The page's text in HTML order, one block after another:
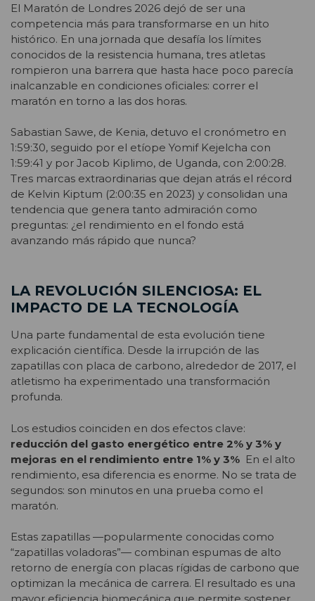
El Maratón de Londres 2026 dejó de ser una
competencia más para transformarse en un hito
histórico. En una jornada que desafía los límites
conocidos de la resistencia humana, tres atletas
rompieron una barrera que hasta hace poco parecía
inalcanzable en condiciones oficiales: correr el
maratón en torno a las dos horas.
Sabastian Sawe, de Kenia, detuvo el cronómetro en
1:59:30, seguido por el etíope Yomif Kejelcha con
1:59:41 y por Jacob Kiplimo, de Uganda, con 2:00:28.
Tres marcas extraordinarias que dejan atrás el récord
de Kelvin Kiptum (2:00:35 en 2023) y consolidan una
tendencia que genera tanto admiración como
preguntas: ¿el rendimiento en el fondo está
avanzando más rápido que nunca?
LA REVOLUCIÓN SILENCIOSA: EL
IMPACTO DE LA TECNOLOGÍA
Una parte fundamental de esta evolución tiene
explicación científica. Desde la irrupción de las
zapatillas con placa de carbono, alrededor de 2017, el
atletismo ha experimentado una transformación
profunda.
Los estudios coinciden en dos efectos clave:
reducción del gasto energético entre 2% y 3% y
mejoras en el rendimiento entre 1% y 3% En el alto
rendimiento, esa diferencia es enorme. No se trata de
segundos: son minutos en una prueba como el
maratón.
Estas zapatillas —popularmente conocidas como
“zapatillas voladoras”— combinan espumas de alto
retorno de energía con placas rígidas de carbono que
optimizan la mecánica de carrera. El resultado es una